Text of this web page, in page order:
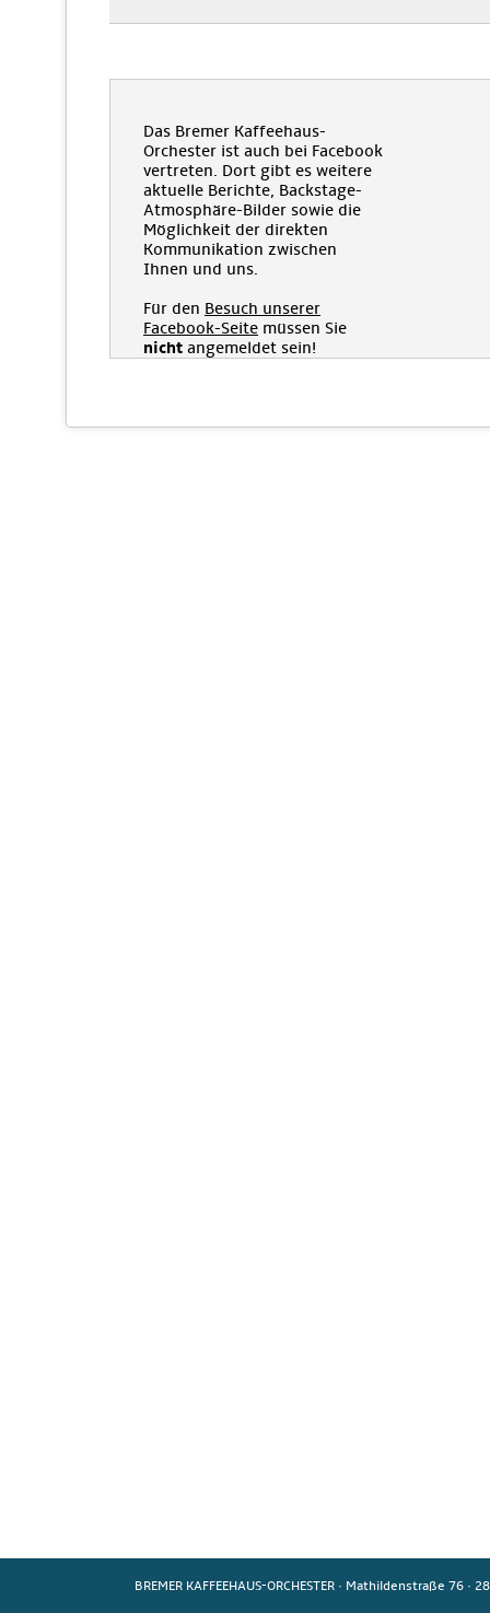
Das Bremer Kaffeehaus-
Orchester ist auch bei Facebook
vertreten. Dort gibt es weitere
aktuelle Berichte, Backstage-
Atmosphäre-Bilder sowie die
Möglichkeit der direkten
Kommunikation zwischen
Ihnen und uns.
Für den Besuch unserer
Facebook-Seite müssen Sie
nicht angemeldet sein!
BREMER KAFFEEHAUS-ORCHESTER · Mathildenstraße 76 ·